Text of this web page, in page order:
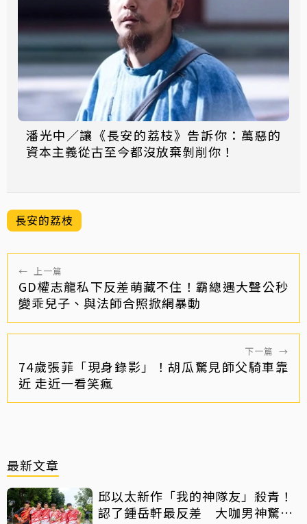
潘光中／讓《長安的荔枝》告訴你：萬惡的
資本主義從古至今都沒放棄剝削你！
長安的荔枝
← 上一篇
GD權志龍私下反差萌藏不住！霸總遇大聲公秒
變乖兒子、與法師合照掀網暴動
下一篇 →
74歲張菲「現身錄影」！胡瓜驚見師父騎車靠
近 走近一看笑瘋
最新文章
邱以太新作「我的神隊友」殺青！
認了鍾岳軒最反差 大咖男神驚喜